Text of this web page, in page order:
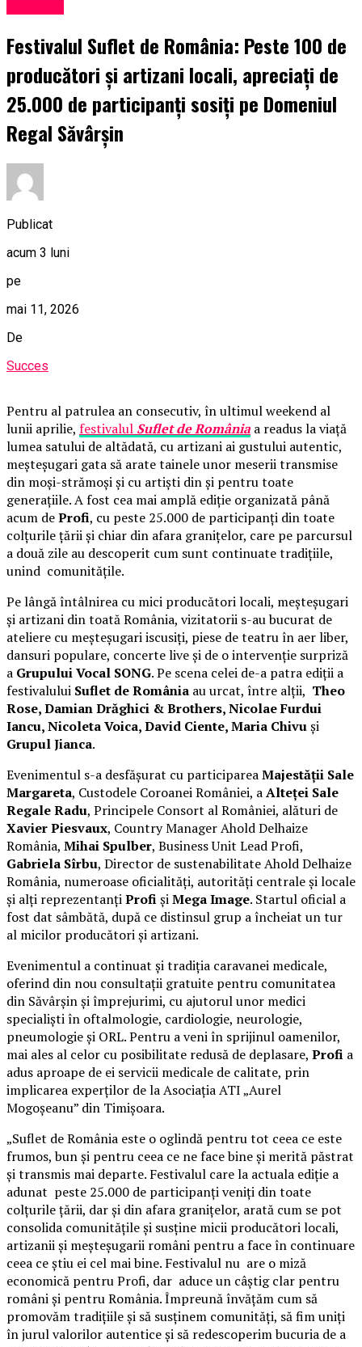
Festivalul Suflet de România: Peste 100 de
producători și artizani locali, apreciați de
25.000 de participanți sosiți pe Domeniul
Regal Săvârșin
Publicat
acum 3 luni
pe
mai 11, 2026
De
Succes
Pentru al patrulea an consecutiv, în ultimul weekend al
lunii aprilie, festivalul Suflet de România a readus la viață
lumea satului de altădată, cu artizani ai gustului autentic,
meșteșugari gata să arate tainele unor meserii transmise
din moși-strămoși și cu artiști din și pentru toate
generațiile. A fost cea mai amplă ediție organizată până
acum deProfi, cu peste 25.000 de participanți din toate
colțurile țării și chiar din afara granițelor, care pe parcursul
a două zile au descoperit cum sunt continuate tradițiile,
unind comunitățile.
Pe lângă întâlnirea cu mici producători locali, meșteșugari
și artizani din toată România, vizitatorii s-au bucurat de
ateliere cu meșteșugari iscusiți, piese de teatru în aer liber,
dansuri populare, concerte live și de o intervenție surpriză
a Grupului Vocal SONG. Pe scena celei de-a patra ediții a
festivalului Suflet de România au urcat, între alții, Theo
Rose, Damian Drăghici & Brothers, Nicolae Furdui
Iancu, Nicoleta Voica, David Ciente, Maria Chivuși
Grupul Jianca.
Evenimentul s-a desfășurat cu participareaMajestății Sale
Margareta, Custodele Coroanei României, aAlteței Sale
Regale Radu, Principele Consort al României, alături de
Xavier Piesvaux, Country Manager Ahold Delhaize
România, Mihai Spulber, Business Unit Lead Profi,
Gabriela Sîrbu, Director de sustenabilitate Ahold Delhaize
România, numeroase oficialități, autorități centrale și locale
și alți reprezentanțiProfișiMega Image. Startul oficial a
fost dat sâmbătă, după ce distinsul grup a încheiat un tur
al micilor producători și artizani.
Evenimentul a continuat și tradiția caravanei medicale,
oferind din nou consultații gratuite pentru comunitatea
din Săvârșin și împrejurimi, cu ajutorul unor medici
specialiști în oftalmologie, cardiologie, neurologie,
pneumologie și ORL. Pentru a veni în sprijinul oamenilor,
mai ales al celor cu posibilitate redusă de deplasare, Profi a
adus aproape de ei servicii medicale de calitate, prin
implicarea experților de la Asociația ATI „Aurel
Mogoșeanu” din Timișoara.
„Suflet de România este o oglindă pentru tot ceea ce este
frumos, bun și pentru ceea ce ne face bine și merită păstrat
și transmis mai departe. Festivalul care la actuala ediție a
adunat peste 25.000 de participanți veniți din toate
colțurile țării, dar și din afara granițelor, arată cum se pot
consolida comunitățile și susține micii producători locali,
artizanii și meșteșugarii români pentru a face în continuare
ceea ce știu ei cel mai bine. Festivalul nu are o miză
economică pentru Profi, dar aduce un câștig clar pentru
români și pentru România. Împreună învățăm cum să
promovăm tradițiile și să susținem comunități, să fim uniți
în jurul valorilor autentice și să redescoperim bucuria de a